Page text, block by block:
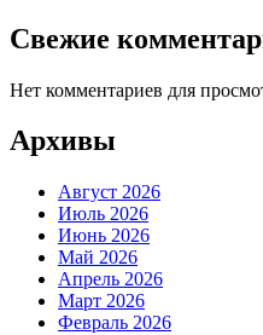
Свежие
Нет комментариев для
Архивы
Август 2026
Июль 2026
Июнь 2026
Май 2026
Апрель 2026
Март 2026
Февраль 2026